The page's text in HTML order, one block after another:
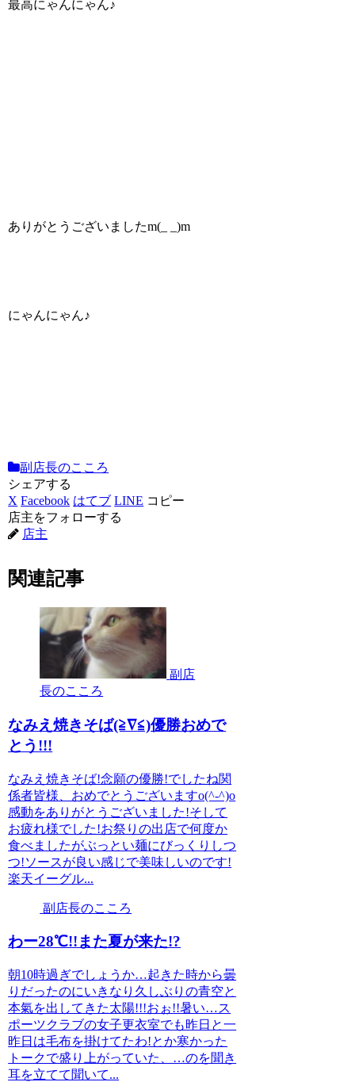
最高にゃんにゃん♪
ありがとうございましたm(_ _)m
にゃんにゃん♪
副店長のこころ
シェアする
X Facebook はてブ LINE コピー
店主をフォローする
店主
関連記事
副店
長のこころ
なみえ焼きそば(≧∇≦)優勝おめで
とう!!!
なみえ焼きそば!念願の優勝!でしたね関
係者皆様、おめでとうございますo(^-^)o
感動をありがとうございました!そして
お疲れ様でした!お祭りの出店で何度か
食べましたがぶっとい麺にびっくりしつ
つ!ソースが良い感じで美味しいのです!
楽天イーグル...
副店長のこころ
わー28℃!!また夏が来た!?
朝10時過ぎでしょうか…起きた時から曇
りだったのにいきなり久しぶりの青空と
本氣を出してきた太陽!!!おぉ!!暑い…ス
ポーツクラブの女子更衣室でも昨日と一
昨日は毛布を掛けてたわ!とか寒かった
トークで盛り上がっていた、…のを聞き
耳を立てて聞いて...